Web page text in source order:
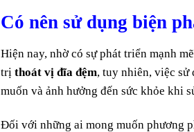
Có nên sử dụng biện
Hiện nay, nhờ có sự phát triển mạnh
trị thoát vị đĩa đệm, tuy nhiên, việc sử
muốn và ảnh hưởng đến sức khỏe khi
Đối với những ai mong muốn phương